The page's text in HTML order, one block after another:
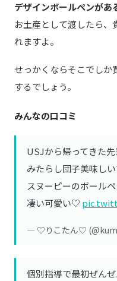
デザインボールペンがあ
お土産として渡したら、
れますよ。
せっかくならそこでしか
するでしょう。
みんなの口コミ
USJから帰ってき
みたらし団子美味し
スヌーピーのボール
凄い可愛い♡
— ♡りこたん♡
個別指導で最初ぜん